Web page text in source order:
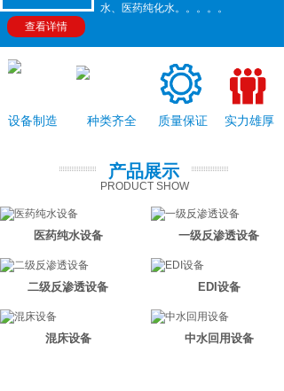
水、医药纯化水。。。。。
查看详情
设备制造 实力雄厚
质量保证
种类齐全
产品展示
PRODUCT SHOW
医药纯水设备 一级反渗透设备
二级反渗透设备 EDI设备
混床设备 中水回用设备